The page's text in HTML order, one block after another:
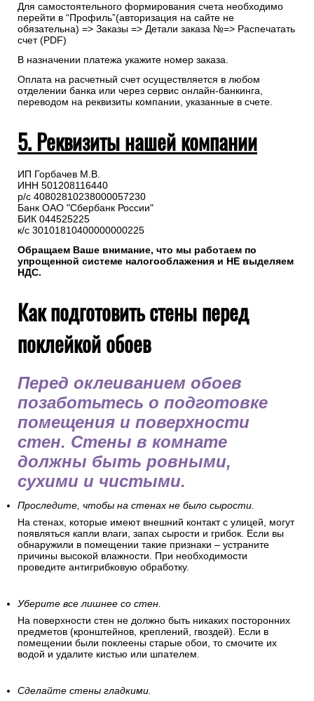
Для самостоятельного формирования счета необходимо
перейти в “Профиль”(авторизация на сайте не
обязательна) => Заказы => Детали заказа №=> Распечатать
счет (PDF)
В назначении платежа укажите номер заказа.
Оплата на расчетный счет осуществляется в любом
отделении банка или через сервис онлайн-банкинга,
переводом на реквизиты компании, указанные в счете.
5. Реквизиты нашей компании
ИП Горбачев М.В.
ИНН 501208116440
р/с 40802810238000057230
Банк ОАО "Сбербанк России"
БИК 044525225
к/с 30101810400000000225
Обращаем Ваше внимание, что мы работаем по
упрощенной системе налогооблажения и НЕ выделяем
НДС.
Как подготовить стены перед
поклейкой обоев
Перед оклеиванием обоев
позаботьтесь о подготовке
помещения и поверхности
стен. Стены в комнате
должны быть ровными,
сухими и чистыми.
Проследите, чтобы на стенах не было сырости.
На стенах, которые имеют внешний контакт с улицей, могут
появляться капли влаги, запах сырости и грибок. Если вы
обнаружили в помещении такие признаки – устраните
причины высокой влажности. При необходимости
проведите антигрибковую обработку.
Уберите все лишнее со стен.
На поверхности стен не должно быть никаких посторонних
предметов (кронштейнов, креплений, гвоздей). Если в
помещении были поклеены старые обои, то смочите их
водой и удалите кистью или шпателем.
Сделайте стены гладкими.